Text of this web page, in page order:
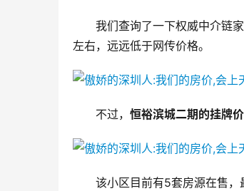
我们查询了一下权威中介链
左右，远远低于网传价格。
不过， 恒裕滨城二期的挂牌
该小区目前有5套房源在售